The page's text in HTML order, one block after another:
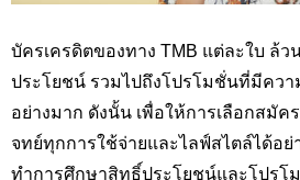
บัครเครดิตของทาง TMB แต่ละใบ ล้
ประโยชน์ รวมไปถึงโปรโมชั่นที่มีคว
อย่างมาก ดังนั้น เพื่อให้การเลือกสมัค
จทย์ทุกการใช้จ่ายและไลฟ์สไตล์ได้อย่
ทำการศึกษาสิทธิ์ประโยชน์และโปรโ